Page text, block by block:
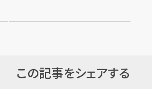
この記事をシェアする